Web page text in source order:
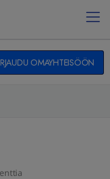
OMAYHTEISÖÖN